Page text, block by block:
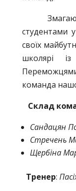
студентами
своїх
школярі
команда
Склад
Сандацян
Стречень
Щербіна
Тренер: